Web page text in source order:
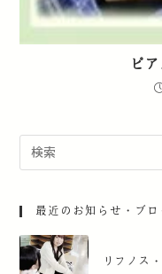
ピ
最近のお知らせ・ブロ
リフノス